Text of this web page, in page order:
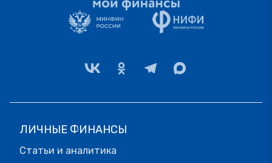
ЛИЧНЫЕ ФИНАНСЫ
Статьи и аналитика